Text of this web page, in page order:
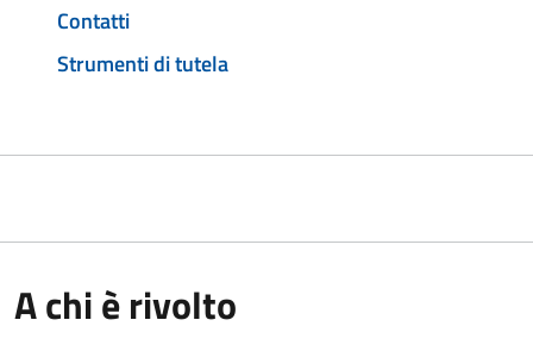
Contatti
Strumenti di tutela
A chi è rivolto